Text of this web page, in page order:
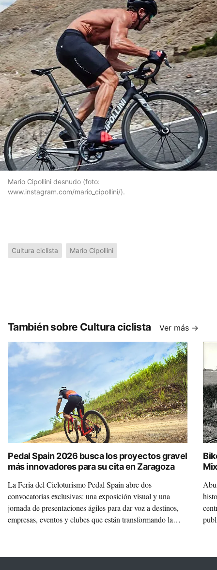
Mario Cipollini desnudo (foto:
www.instagram.com/mario_cipollini/).
Cultura ciclista Mario Cipollini
También sobre Cultura ciclista Ver más →
Pedal Spain 2026 busca los proyectos gravel
más innovadores para su cita en Zaragoza
La Feria del Cicloturismo Pedal Spain abre dos
convocatorias exclusivas: una exposición visual y una
jornada de presentaciones ágiles para dar voz a destinos,
empresas, eventos y clubes que están transformando la